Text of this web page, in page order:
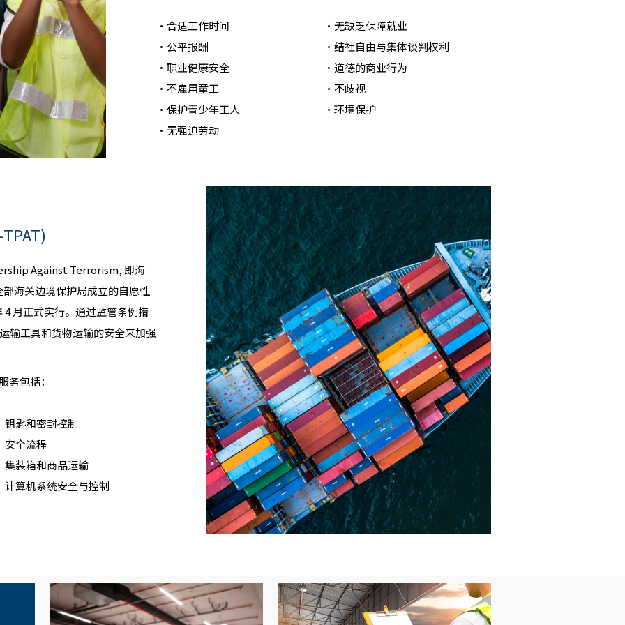
・合适工作时间
・公平报酬
・职业健康安全
・不雇用童工
・保护青少年工人
・无强迫劳动
・无缺乏保障就业
・结社自由与集体谈判权利
・道德的商业行为
・不歧视
・环境保护
Against Terrorism, 即海
海关边境保护局成立的自愿性
4 月正式实行。通过监管条例措
输工具和货物运输的安全来加强
务包括：
钥匙和密封控制
安全流程
集装箱和商品运输
计算机系统安全与控制